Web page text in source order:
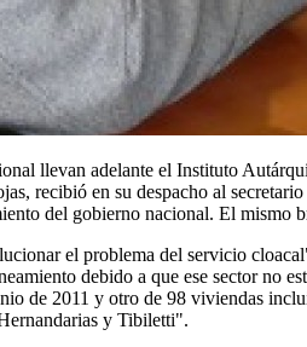
llevan adelante el Instituto
recibió en su despacho al
del gobierno nacional. El mismo
el problema del servicio
debido a que ese sector no
de 2011 y otro de 98 viviendas
y Tibiletti".